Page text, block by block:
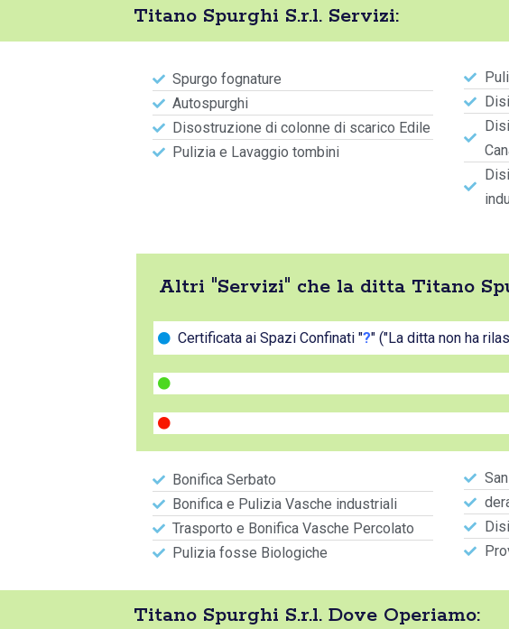
Titano Spurghi S.r.l. Servizi:
Spurgo fognature
Autospurghi
Disostruzione di colonne di scarico Edile
Pulizia e Lavaggio tombini
Altri "Servizi" che la ditta Titano
Certificata ai Spazi Confinati "?" ("La ditta non ha
Bonifica Serbato
Bonifica e Pulizia Vasche industriali
Trasporto e Bonifica Vasche Percolato
Pulizia fosse Biologiche
Titano Spurghi S.r.l. Dove Operiamo: